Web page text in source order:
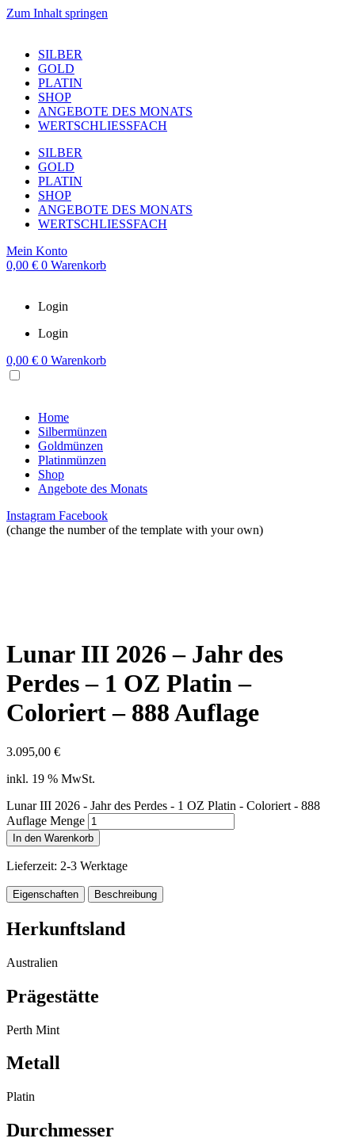
Zum Inhalt springen
SILBER
GOLD
PLATIN
SHOP
ANGEBOTE DES MONATS
WERTSCHLIESSFACH
SILBER
GOLD
PLATIN
SHOP
ANGEBOTE DES MONATS
WERTSCHLIESSFACH
Mein Konto
0,00 € 0 Warenkorb
Login
Login
0,00 € 0 Warenkorb
Home
Silbermünzen
Goldmünzen
Platinmünzen
Shop
Angebote des Monats
Instagram Facebook
(change the number of the template with your own)
Lunar III 2026 – Jahr des
Perdes – 1 OZ Platin –
Coloriert – 888 Auflage
3.095,00 €
inkl. 19 % MwSt.
Lunar III 2026 - Jahr des Perdes - 1 OZ Platin - Coloriert - 888
Auflage Menge
In den Warenkorb
Lieferzeit: 2-3 Werktage
Eigenschaften Beschreibung
Herkunftsland
Australien
Prägestätte
Perth Mint
Metall
Platin
Durchmesser